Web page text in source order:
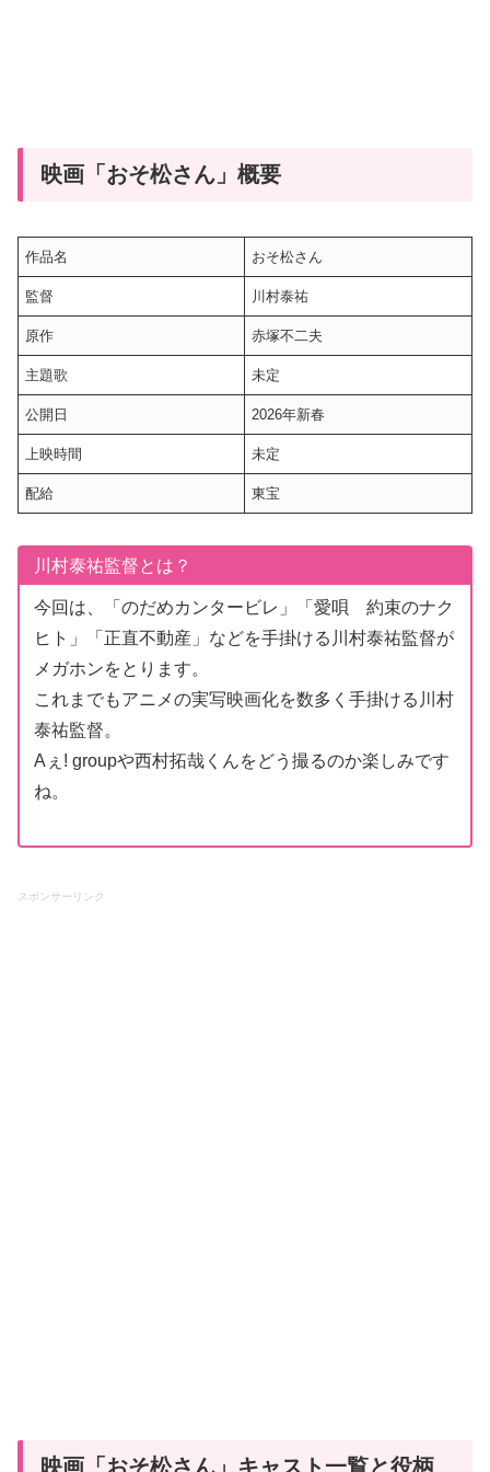
映画「おそ松さん」概要
作品名 おそ松さん
監督 川村泰祐
原作 赤塚不二夫
主題歌 未定
公開日 2026年新春
上映時間 未定
配給 東宝
川村泰祐監督とは？
今回は、「のだめカンタービレ」「愛唄 約束のナク
ヒト」「正直不動産」などを手掛ける川村泰祐監督が
メガホンをとります。
これまでもアニメの実写映画化を数多く手掛ける川村
泰祐監督。
Aぇ! groupや西村拓哉くんをどう撮るのか楽しみです
ね。
スポンサーリンク
映画「おそ松さん」キャスト一覧と役柄